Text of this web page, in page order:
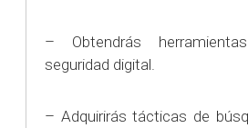
– Obtendrás
seguridad digital.
– Adquirirás tácticas de